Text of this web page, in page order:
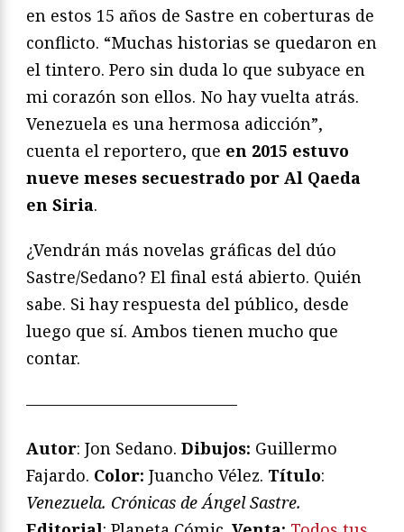
en estos 15 años de Sastre en coberturas de
conflicto. “Muchas historias se quedaron en
el tintero. Pero sin duda lo que subyace en
mi corazón son ellos. No hay vuelta atrás.
Venezuela es una hermosa adicción”,
cuenta el reportero, que en 2015 estuvo
nueve meses secuestrado por Al Qaeda
en Siria.
¿Vendrán más novelas gráficas del dúo
Sastre/Sedano? El final está abierto. Quién
sabe. Si hay respuesta del público, desde
luego que sí. Ambos tienen mucho que
contar.
—————————————
Autor: Jon Sedano. Dibujos: Guillermo
Fajardo. Color: Juancho Vélez. Título:
Venezuela. Crónicas de Ángel Sastre.